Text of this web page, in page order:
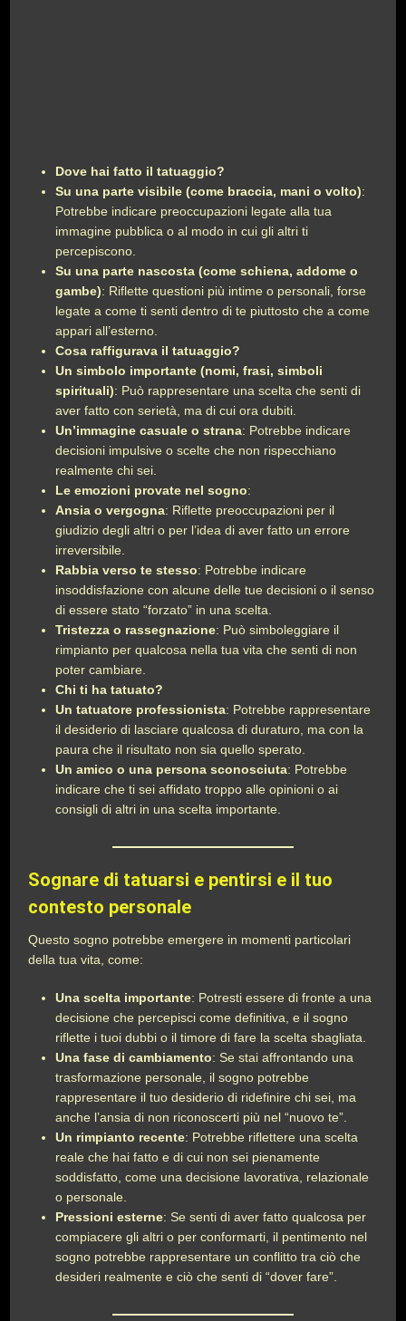
Dove hai fatto il tatuaggio?
Su una parte visibile (come braccia, mani o volto):
Potrebbe indicare preoccupazioni legate alla tua
immagine pubblica o al modo in cui gli altri ti
percepiscono.
Su una parte nascosta (come schiena, addome o
gambe): Riflette questioni più intime o personali, forse
legate a come ti senti dentro di te piuttosto che a come
appari all’esterno.
Cosa raffigurava il tatuaggio?
Un simbolo importante (nomi, frasi, simboli
spirituali): Può rappresentare una scelta che senti di
aver fatto con serietà, ma di cui ora dubiti.
Un’immagine casuale o strana: Potrebbe indicare
decisioni impulsive o scelte che non rispecchiano
realmente chi sei.
Le emozioni provate nel sogno:
Ansia o vergogna: Riflette preoccupazioni per il
giudizio degli altri o per l’idea di aver fatto un errore
irreversibile.
Rabbia verso te stesso: Potrebbe indicare
insoddisfazione con alcune delle tue decisioni o il senso
di essere stato “forzato” in una scelta.
Tristezza o rassegnazione: Può simboleggiare il
rimpianto per qualcosa nella tua vita che senti di non
poter cambiare.
Chi ti ha tatuato?
Un tatuatore professionista: Potrebbe rappresentare
il desiderio di lasciare qualcosa di duraturo, ma con la
paura che il risultato non sia quello sperato.
Un amico o una persona sconosciuta: Potrebbe
indicare che ti sei affidato troppo alle opinioni o ai
consigli di altri in una scelta importante.
Sognare di tatuarsi e pentirsi e il tuo
contesto personale
Questo sogno potrebbe emergere in momenti particolari
della tua vita, come:
Una scelta importante: Potresti essere di fronte a una
decisione che percepisci come definitiva, e il sogno
riflette i tuoi dubbi o il timore di fare la scelta sbagliata.
Una fase di cambiamento: Se stai affrontando una
trasformazione personale, il sogno potrebbe
rappresentare il tuo desiderio di ridefinire chi sei, ma
anche l’ansia di non riconoscerti più nel “nuovo te”.
Un rimpianto recente: Potrebbe riflettere una scelta
reale che hai fatto e di cui non sei pienamente
soddisfatto, come una decisione lavorativa, relazionale
o personale.
Pressioni esterne: Se senti di aver fatto qualcosa per
compiacere gli altri o per conformarti, il pentimento nel
sogno potrebbe rappresentare un conflitto tra ciò che
desideri realmente e ciò che senti di “dover fare”.